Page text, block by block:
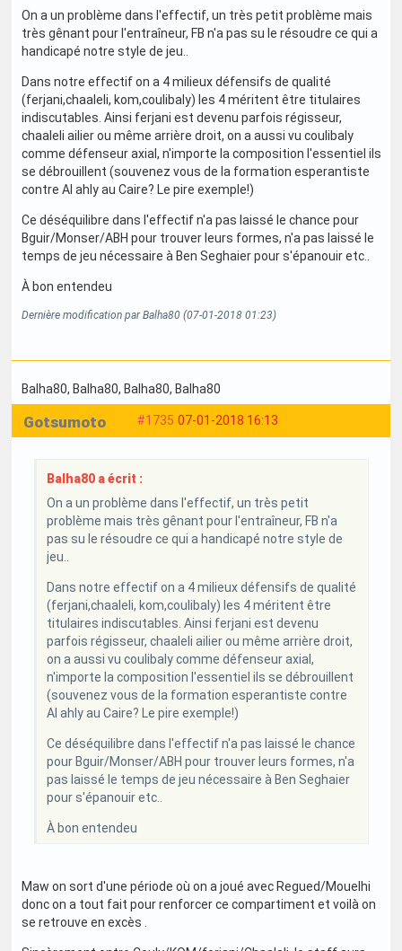
On a un problème dans l'effectif, un très petit problème mais
très gênant pour l'entraîneur, FB n'a pas su le résoudre ce qui a
handicapé notre style de jeu..
Dans notre effectif on a 4 milieux défensifs de qualité
(ferjani,chaaleli, kom,coulibaly) les 4 méritent être titulaires
indiscutables. Ainsi ferjani est devenu parfois régisseur,
chaaleli ailier ou même arrière droit, on a aussi vu coulibaly
comme défenseur axial, n'importe la composition l'essentiel ils
se débrouillent (souvenez vous de la formation esperantiste
contre Al ahly au Caire? Le pire exemple!)
Ce déséquilibre dans l'effectif n'a pas laissé le chance pour
Bguir/Monser/ABH pour trouver leurs formes, n'a pas laissé le
temps de jeu nécessaire à Ben Seghaier pour s'épanouir etc..
À bon entendeu
Dernière modification par Balha80 (07-01-2018 01:23)
Balha80, Balha80, Balha80, Balha80
#1735 07-01-2018 16:13
Gotsumoto
Balha80 a écrit :
On a un problème dans l'effectif, un très petit
problème mais très gênant pour l'entraîneur, FB n'a
pas su le résoudre ce qui a handicapé notre style de
jeu..
Dans notre effectif on a 4 milieux défensifs de qualité
(ferjani,chaaleli, kom,coulibaly) les 4 méritent être
titulaires indiscutables. Ainsi ferjani est devenu
parfois régisseur, chaaleli ailier ou même arrière droit,
on a aussi vu coulibaly comme défenseur axial,
n'importe la composition l'essentiel ils se débrouillent
(souvenez vous de la formation esperantiste contre
Al ahly au Caire? Le pire exemple!)
Ce déséquilibre dans l'effectif n'a pas laissé le chance
pour Bguir/Monser/ABH pour trouver leurs formes, n'a
pas laissé le temps de jeu nécessaire à Ben Seghaier
pour s'épanouir etc..
À bon entendeu
Maw on sort d'une période où on a joué avec Regued/Mouelhi
donc on a tout fait pour renforcer ce compartiment et voilà on
se retrouve en excès .